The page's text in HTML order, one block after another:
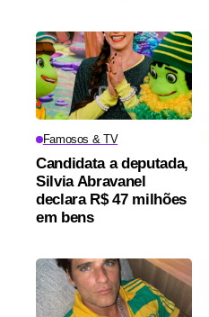
Famosos & TV
Candidata a deputada,
Silvia Abravanel
declara R$ 47 milhões
em bens